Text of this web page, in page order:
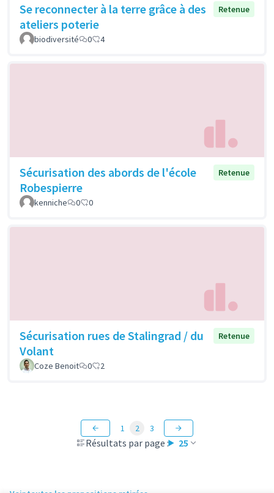
Se reconnecter à la terre grâce à des
ateliers poterie
Retenue
biodiversité 0 4
Sécurisation des abords de l'école
Robespierre
Retenue
kenniche 0 0
Sécurisation rues de Stalingrad / du
Volant
Retenue
Coze Benoit 0 2
Résultats par page : 25
1 2 3